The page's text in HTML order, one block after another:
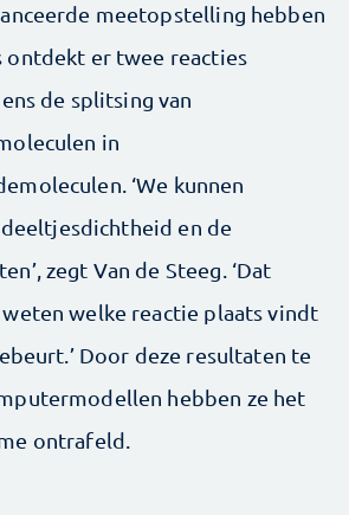
meetopstelling hebben
ontdekt er twee reacties
de splitsing van
in
‘We kunnen
en de
zegt Van de Steeg. ‘Dat
welke reactie plaats vindt
Door deze resultaten te
hebben ze het
ontrafeld.